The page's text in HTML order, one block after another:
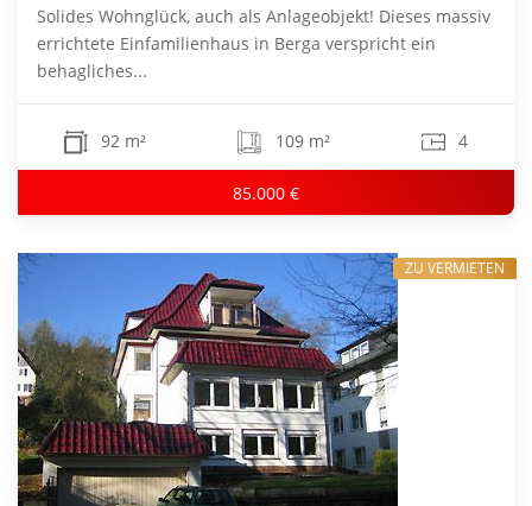
Solides Wohnglück, auch als Anlageobjekt! Dieses massiv
errichtete Einfamilienhaus in Berga verspricht ein
behagliches...
92 m² 109 m² 4
85.000 €
ZU VERMIETEN